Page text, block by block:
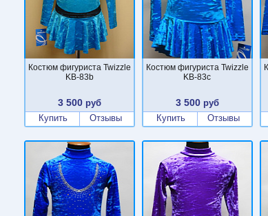
Костюм фигуриста Twizzle
KB-83b
3 500руб
Купить
Отзывы
Костюм фигуриста Twizzle
KB-83c
3 500руб
Купить
Отзывы